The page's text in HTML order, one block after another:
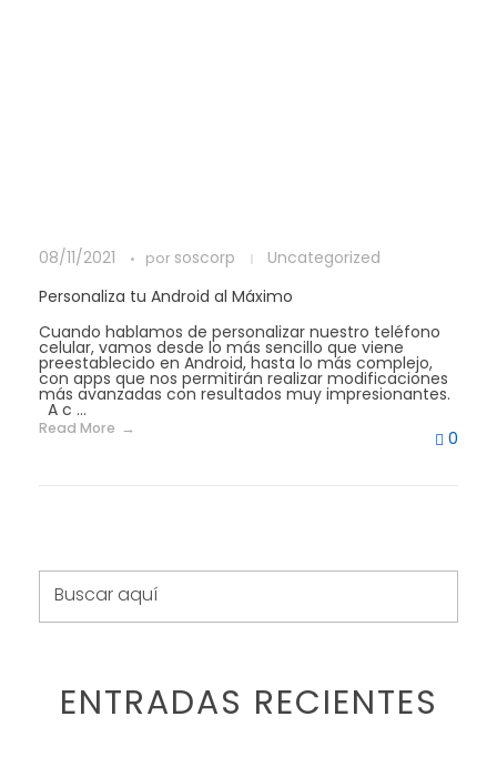
08/11/2021 por soscorp
Uncategorized
Personaliza tu Android al Máximo
Cuando hablamos de personalizar nuestro teléfono
celular, vamos desde lo más sencillo que viene
preestablecido en Android, hasta lo más complejo,
con apps que nos permitirán realizar modificaciones
más avanzadas con resultados muy impresionantes.
A c ...
Read More 0
ENTRADAS RECIENTES